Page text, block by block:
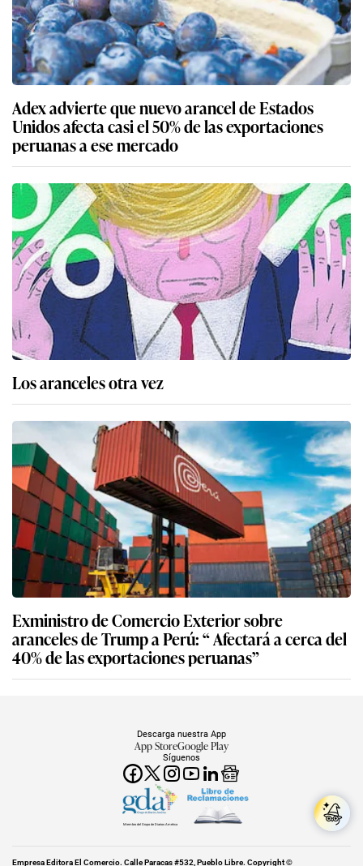
Adex advierte que nuevo arancel de Estados
Unidos afecta casi el 50% de las exportaciones
peruanas a ese mercado
Los aranceles otra vez
Exministro de Comercio Exterior sobre
aranceles de Trump a Perú: “ Afectará a cerca del
40% de las exportaciones peruanas”
Síguenos
Descarga nuestra App
App StoreGoogle Play
Miembro del Grupo de Diarios América
Empresa Editora El Comercio. Calle Paracas #532, Pueblo Libre. Copyright ©